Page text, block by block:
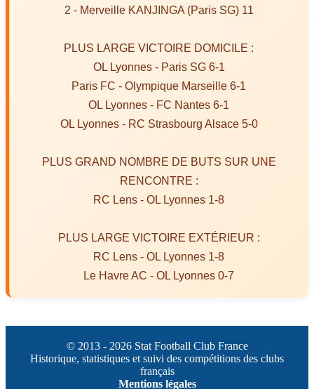
2 - Merveille KANJINGA (Paris SG) 11
PLUS LARGE VICTOIRE DOMICILE :
OL Lyonnes - Paris SG 6-1
Paris FC - Olympique Marseille 6-1
OL Lyonnes - FC Nantes 6-1
OL Lyonnes - RC Strasbourg Alsace 5-0
PLUS GRAND NOMBRE DE BUTS SUR UNE
RENCONTRE :
RC Lens - OL Lyonnes 1-8
PLUS LARGE VICTOIRE EXTÉRIEUR :
RC Lens - OL Lyonnes 1-8
Le Havre AC - OL Lyonnes 0-7
© 2013 - 2026 Stat Football Club France
Historique, statistiques et suivi des compétitions des clubs
français
Mentions légales